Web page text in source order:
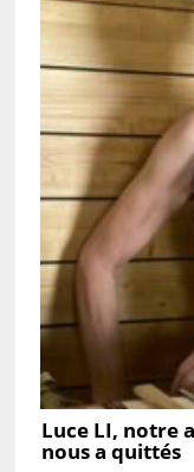
Luce LI, notre
nous a quittés